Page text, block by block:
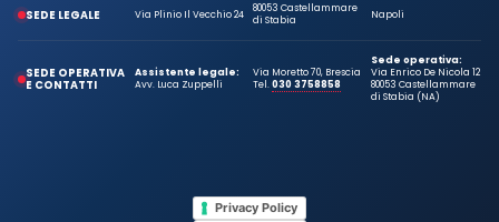
SEDE LEGALE Via Plinio Il Vecchio 24
80053 Castellammare
di Stabia
Napoli
SEDE OPERATIVA
E CONTATTI
Assistente legale:
Avv. Luca Zuppelli
Via Moretto 70, Brescia
Tel.030 3758858
Sede operativa:
Via Enrico De Nicola 12
80053 Castellammare
di Stabia (NA)
Privacy Policy